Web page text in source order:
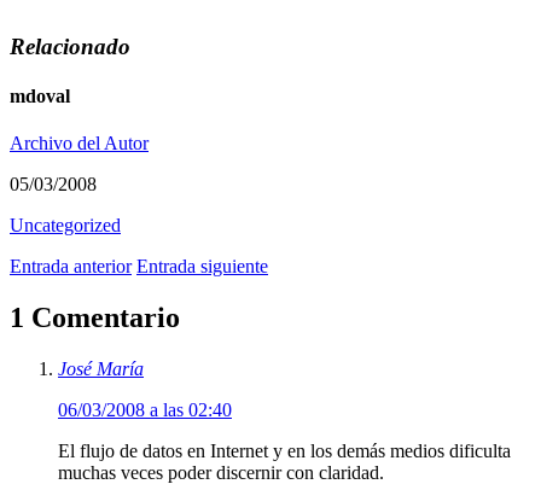
Relacionado
mdoval
Archivo del Autor
05/03/2008
Uncategorized
Entrada anterior Entrada siguiente
1 Comentario
José María
06/03/2008 a las 02:40
El flujo de datos en Internet y en los demás medios dificulta
muchas veces poder discernir con claridad.